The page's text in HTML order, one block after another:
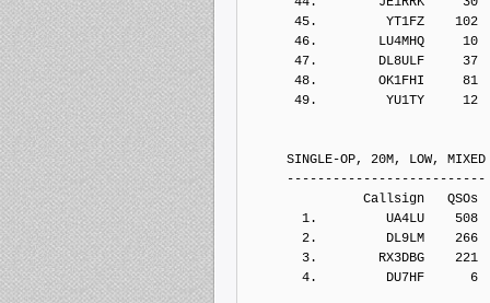
45.         YT1FZ    102
46.        LU4MHQ     10
47.        DL8ULF     37
48.        OK1FHI     81
49.         YU1TY     12
SINGLE-OP, 20M, LOW, MIXED
--------------------------
Callsign   QSOs  Points
1.         UA4LU    508
2.         DL9LM    266
3.        RX3DBG    221
4.         DU7HF      6